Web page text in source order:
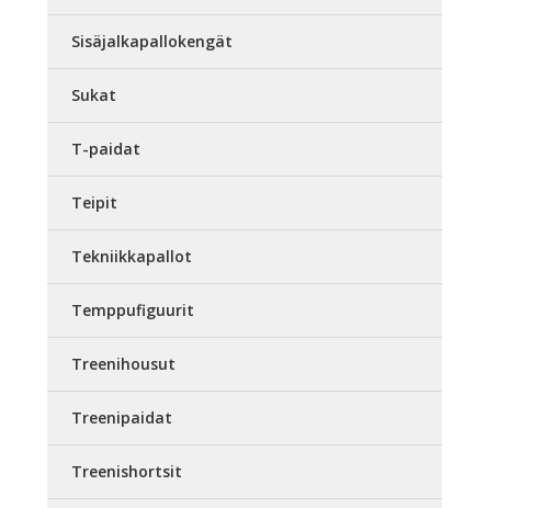
Sisäjalkapallokengät
Sukat
T-paidat
Teipit
Tekniikkapallot
Temppufiguurit
Treenihousut
Treenipaidat
Treenishortsit